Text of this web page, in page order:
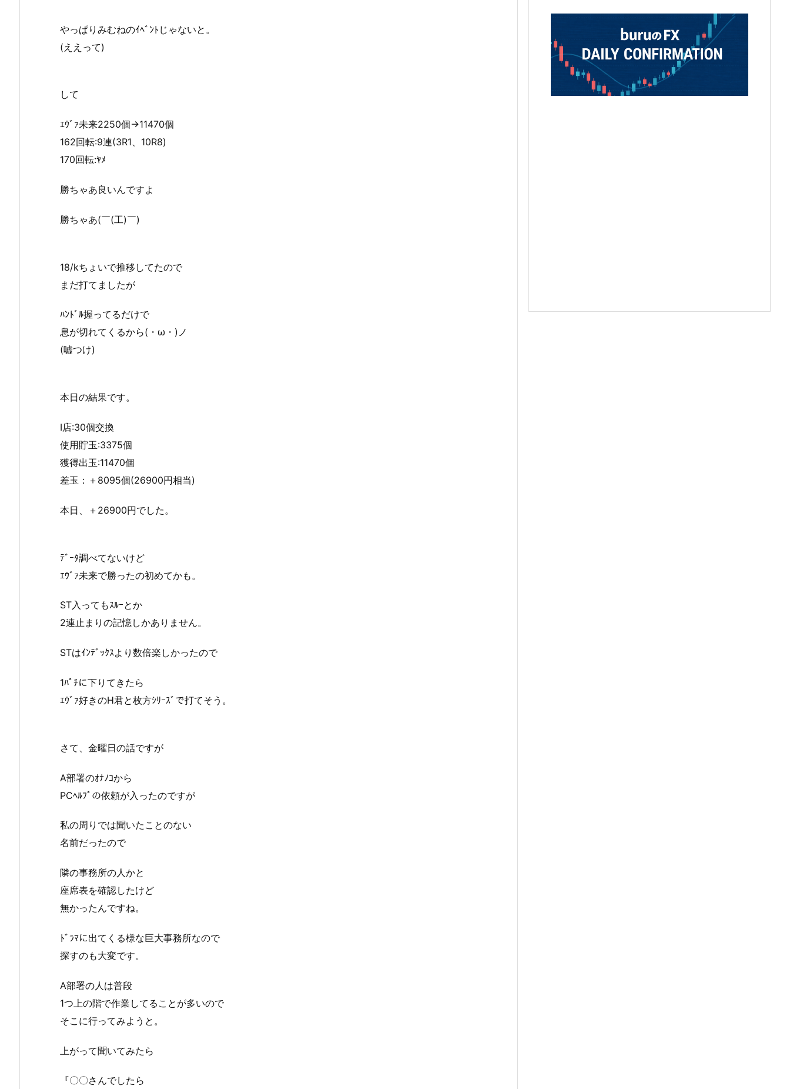
やっぱりみむねのｲﾍﾞﾝﾄじゃないと。
(ええって)
して
ｴｳﾞｧ未来2250個→11470個
162回転:9連(3R1、10R8)
170回転:ﾔﾒ
勝ちゃあ良いんですよ
勝ちゃあ(￣(工)￣)
18/kちょいで推移してたので
まだ打てましたが
ﾊﾝﾄﾞﾙ握ってるだけで
息が切れてくるから(・ω・)ノ
(嘘つけ)
本日の結果です。
I店:30個交換
使用貯玉:3375個
獲得出玉:11470個
差玉：＋8095個(26900円相当)
本日、＋26900円でした。
ﾃﾞｰﾀ調べてないけど
ｴｳﾞｧ未来で勝ったの初めてかも。
ST入ってもｽﾙｰとか
2連止まりの記憶しかありません。
STはｲﾝﾃﾞｯｸｽより数倍楽しかったので
1ﾊﾟﾁに下りてきたら
ｴｳﾞｧ好きのH君と枚方ｼﾘｰｽﾞで打てそう。
さて、金曜日の話ですが
A部署のｵﾅﾉｺから
PCﾍﾙﾌﾟの依頼が入ったのですが
私の周りでは聞いたことのない
名前だったので
隣の事務所の人かと
座席表を確認したけど
無かったんですね。
ﾄﾞﾗﾏに出てくる様な巨大事務所なので
探すのも大変です。
A部署の人は普段
1つ上の階で作業してることが多いので
そこに行ってみようと。
上がって聞いてみたら
『〇〇さんでしたら